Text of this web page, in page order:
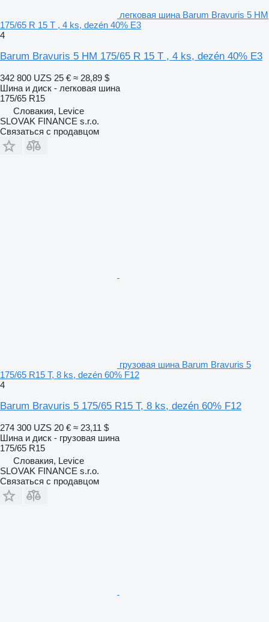
легковая шина Barum Bravuris 5 HM
175/65 R 15 T , 4 ks, dezén 40% E3
4
Barum Bravuris 5 HM 175/65 R 15 T , 4 ks, dezén 40% E3
342 800 UZS 25 € ≈ 28,89 $
Шина и диск - легковая шина
175/65 R15
Словакия, Levice
SLOVAK FINANCE s.r.o.
Связаться с продавцом
грузовая шина Barum Bravuris 5
175/65 R15 T, 8 ks, dezén 60% F12
4
Barum Bravuris 5 175/65 R15 T, 8 ks, dezén 60% F12
274 300 UZS 20 € ≈ 23,11 $
Шина и диск - грузовая шина
175/65 R15
Словакия, Levice
SLOVAK FINANCE s.r.o.
Связаться с продавцом